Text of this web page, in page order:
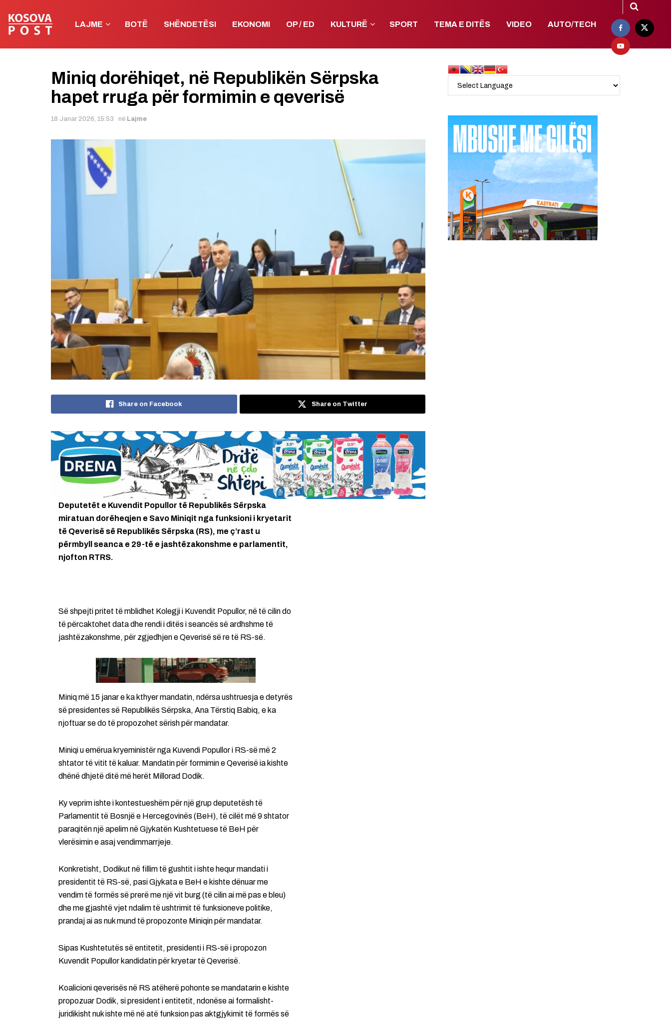
LAJME BOTË SHËNDETËSI EKONOMI OP / ED KULTURË SPORT TEMA E DITËS VIDEO AUTO/TECH
Miniq dorëhiqet, në Republikën Sërpska
hapet rruga për formimin e qeverisë
18 Janar 2026, 15:53 në Lajme
Share on Facebook Share on Twitter
Deputetët e Kuvendit Popullor të Republikës Sërpska
miratuan dorëheqjen e Savo Miniqit nga funksioni i kryetarit
të Qeverisë së Republikës Sërpska (RS), me ç’rast u
përmbyll seanca e 29-të e jashtëzakonshme e parlamentit,
njofton RTRS.
Së shpejti pritet të mblidhet Kolegji i Kuvendit Popullor, në të cilin do
të përcaktohet data dhe rendi i ditës i seancës së ardhshme të
jashtëzakonshme, për zgjedhjen e Qeverisë së re të RS-së.
Miniq më 15 janar e ka kthyer mandatin, ndërsa ushtruesja e detyrës
së presidentes së Republikës Sërpska, Ana Tërstiq Babiq, e ka
njoftuar se do të propozohet sërish për mandatar.
Miniqi u emërua kryeministër nga Kuvendi Popullor i RS-së më 2
shtator të vitit të kaluar. Mandatin për formimin e Qeverisë ia kishte
dhënë dhjetë ditë më herët Millorad Dodik.
Ky veprim ishte i kontestueshëm për një grup deputetësh të
Parlamentit të Bosnjë e Hercegovinës (BeH), të cilët më 9 shtator
paraqitën një apelim në Gjykatën Kushtetuese të BeH për
vlerësimin e asaj vendimmarrjeje.
Konkretisht, Dodikut në fillim të gushtit i ishte hequr mandati i
presidentit të RS-së, pasi Gjykata e BeH e kishte dënuar me
vendim të formës së prerë me një vit burg (të cilin ai më pas e bleu)
dhe me gjashtë vjet ndalim të ushtrimit të funksioneve politike,
prandaj ai as nuk mund të propozonte Miniqin për mandatar.
Sipas Kushtetutës së entitetit, presidenti i RS-së i propozon
Kuvendit Popullor kandidatin për kryetar të Qeverisë.
Koalicioni qeverisës në RS atëherë pohonte se mandatarin e kishte
propozuar Dodik, si president i entitetit, ndonëse ai formalisht-
juridikisht nuk ishte më në atë funksion pas aktgjykimit të formës së